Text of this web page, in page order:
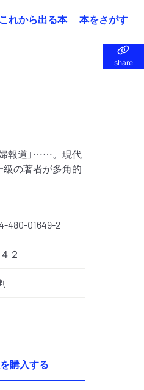
これから出る本 本をさがす
share
share
報道」……。現代
級の著者が多角的
480-01649-2
２
購入する